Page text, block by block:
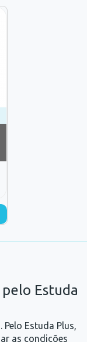
Estuda
Estuda Plus,
as condições